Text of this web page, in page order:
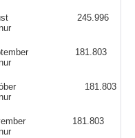
245.996
181.803
181.803
181.803